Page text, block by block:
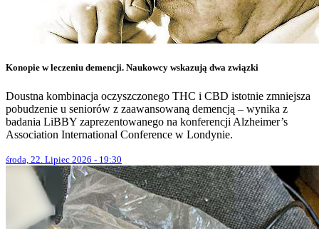
Konopie w leczeniu demencji. Naukowcy wskazują dwa związki
Doustna kombinacja oczyszczonego THC i CBD istotnie zmniejsza
pobudzenie u seniorów z zaawansowaną demencją – wynika z
badania LiBBY zaprezentowanego na konferencji Alzheimer’s
Association International Conference w Londynie.
środa, 22. Lipiec 2026 - 19:30